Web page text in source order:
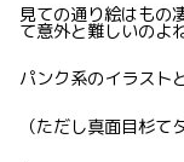
見ての通り絵はもの
て意外と難しいのよ
パンク系のイラスト
（ただし真面目杉て